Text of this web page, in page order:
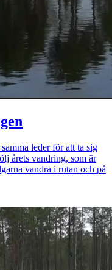
leder för att ta sig
årets vandring, som är
vandra i rutan och på